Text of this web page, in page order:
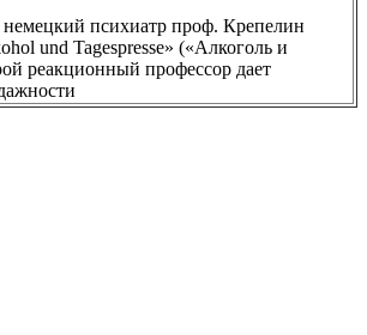
психиатр проф. Крепелин
und Tagespresse» («Алкоголь и
реакционный профессор дает